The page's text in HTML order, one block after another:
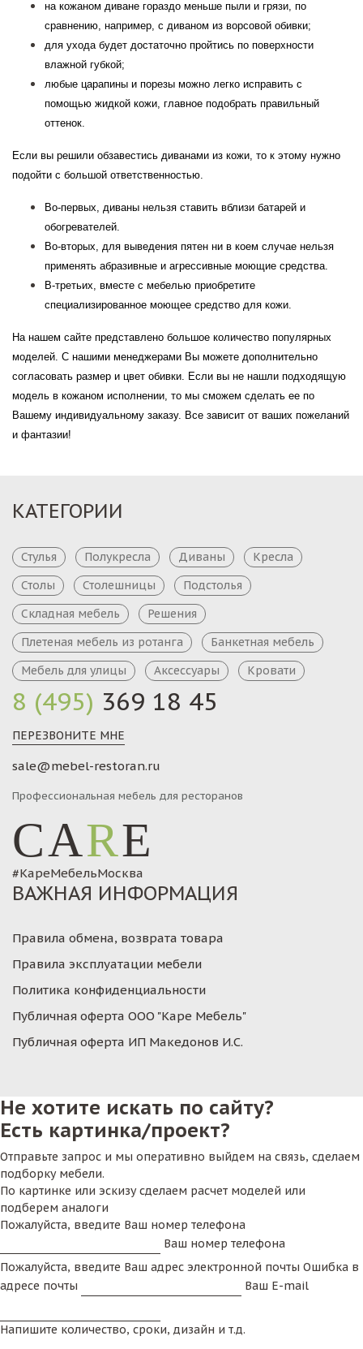
на кожаном диване гораздо меньше пыли и грязи, по
сравнению, например, с диваном из ворсовой обивки;
для ухода будет достаточно пройтись по поверхности
влажной губкой;
любые царапины и порезы можно легко исправить с
помощью жидкой кожи, главное подобрать правильный
оттенок.
Если вы решили обзавестись диванами из кожи, то к этому нужно
подойти с большой ответственностью.
Во-первых, диваны нельзя ставить вблизи батарей и
обогревателей.
Во-вторых, для выведения пятен ни в коем случае нельзя
применять абразивные и агрессивные моющие средства.
В-третьих, вместе с мебелью приобретите
специализированное моющее средство для кожи.
На нашем сайте представлено большое количество популярных
моделей. С нашими менеджерами Вы можете дополнительно
согласовать размер и цвет обивки. Если вы не нашли подходящую
модель в кожаном исполнении, то мы сможем сделать ее по
Вашему индивидуальному заказу. Все зависит от ваших пожеланий
и фантазии!
8 (495) 369 18 45
ПЕРЕЗВОНИТЕ МНЕ
sale@mebel-restoran.ru
Профессиональная мебель для ресторанов
CARE
#КареМебельМосква
КАТЕГОРИИ
Стулья Полукресла Диваны
Кресла
Столы
Столешницы
Подстолья
Складная мебель
Решения
Плетеная мебель из ротанга
Банкетная мебель
Мебель для улицы
Аксессуары Кровати
ВАЖНАЯ ИНФОРМАЦИЯ
Правила обмена, возврата товара
Правила эксплуатации мебели
Политика конфиденциальности
Публичная оферта ООО "Каре Мебель"
Публичная оферта ИП Македонов И.С.
Не хотите искать по сайту?
Есть картинка/проект?
Отправьте запрос и мы оперативно выйдем на связь, сделаем
подборку мебели.
По картинке или эскизу сделаем расчет моделей или
подберем аналоги
Пожалуйста, введите Ваш номер телефона
Ваш номер телефона
Пожалуйста, введите Ваш адрес электронной почты Ошибка в
адресе почты
Ваш E-mail
Напишите количество, сроки, дизайн и т.д.